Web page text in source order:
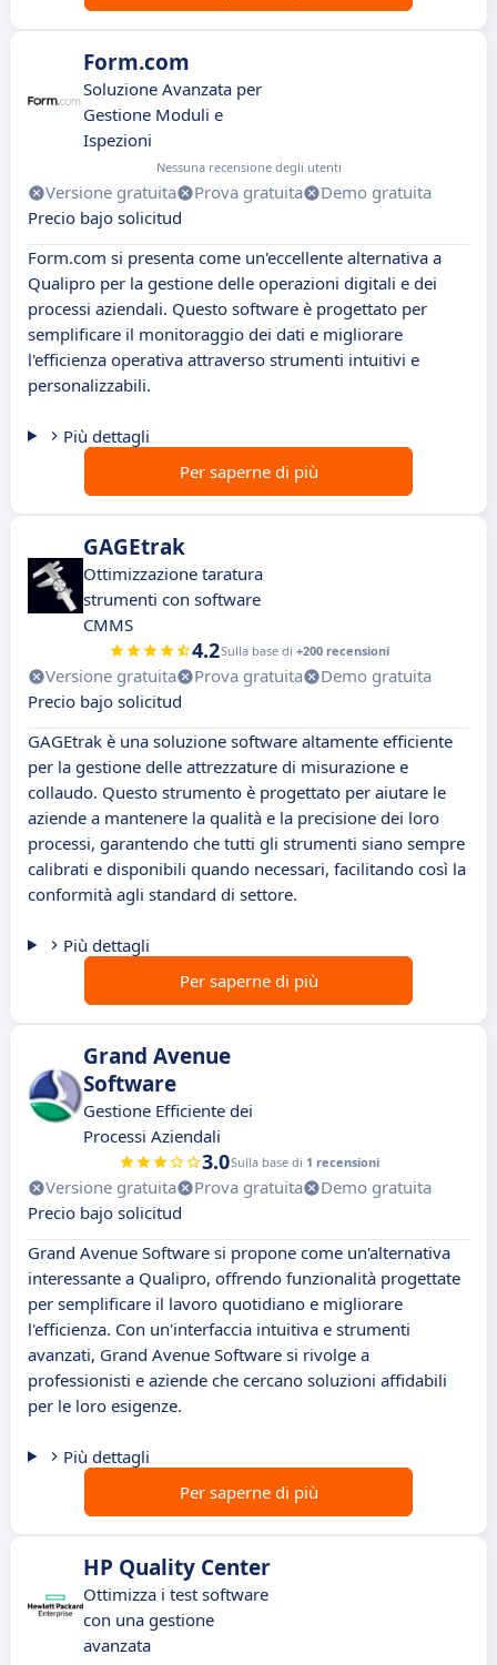
Form.com
Soluzione Avanzata per
Gestione Moduli e
Ispezioni
Nessuna recensione degli utenti
Versione gratuita Prova gratuita
Demo gratuita
Precio bajo solicitud
Form.com si presenta come un'eccellente alternativa a
Qualipro per la gestione delle operazioni digitali e dei
processi aziendali. Questo software è progettato per
semplificare il monitoraggio dei dati e migliorare
l'efficienza operativa attraverso strumenti intuitivi e
personalizzabili.
Più dettagli
Per saperne di più
GAGEtrak
Ottimizzazione taratura
strumenti con software
CMMS
4.2Sulla base di +200 recensioni
Versione gratuita Prova gratuita
Demo gratuita
Precio bajo solicitud
GAGEtrak è una soluzione software altamente efficiente
per la gestione delle attrezzature di misurazione e
collaudo. Questo strumento è progettato per aiutare le
aziende a mantenere la qualità e la precisione dei loro
processi, garantendo che tutti gli strumenti siano sempre
calibrati e disponibili quando necessari, facilitando così la
conformità agli standard di settore.
Più dettagli
Per saperne di più
Grand Avenue
Software
Gestione Efficiente dei
Processi Aziendali
3.0Sulla base di 1 recensioni
Versione gratuita Prova gratuita
Demo gratuita
Precio bajo solicitud
Grand Avenue Software si propone come un'alternativa
interessante a Qualipro, offrendo funzionalità progettate
per semplificare il lavoro quotidiano e migliorare
l'efficienza. Con un'interfaccia intuitiva e strumenti
avanzati, Grand Avenue Software si rivolge a
professionisti e aziende che cercano soluzioni affidabili
per le loro esigenze.
Più dettagli
Per saperne di più
HP Quality Center
Ottimizza i test software
con una gestione
avanzata